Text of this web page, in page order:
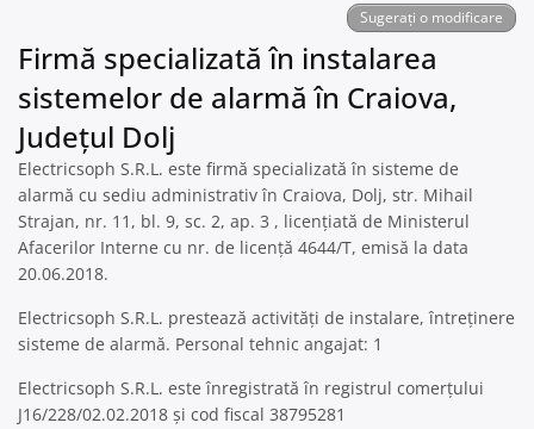
Sugerați o modificare
Firmă specializată în instalarea
sistemelor de alarmă în Craiova,
Județul Dolj
Electricsoph S.R.L. este firmă specializată în sisteme de
alarmă cu sediu administrativ în Craiova, Dolj, str. Mihail
Strajan, nr. 11, bl. 9, sc. 2, ap. 3 , licențiată de Ministerul
Afacerilor Interne cu nr. de licență 4644/T, emisă la data
20.06.2018.
Electricsoph S.R.L. prestează activități de instalare, întreținere
sisteme de alarmă. Personal tehnic angajat: 1
Electricsoph S.R.L. este înregistrată în registrul comerțului
J16/228/02.02.2018 și cod fiscal 38795281